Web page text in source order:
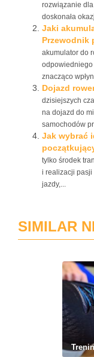
rozwiązanie dla
doskonała
Jaki
Przewodnik
akumulator do
odpowiedniego
znacząco
Dojazd
dzisiejszych
na dojazd do
samochodów
Jak wybrać
tylko środek
i realizacji pasji
jazdy,...
SIMILAR